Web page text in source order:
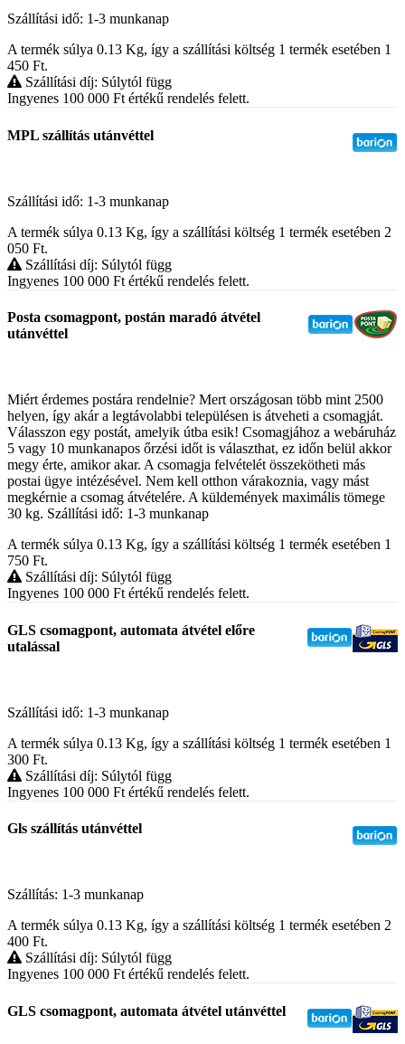
Szállítási idő: 1-3 munkanap
A termék súlya 0.13 Kg, így a szállítási költség 1 termék esetében 1
450 Ft.
Szállítási díj: Súlytól függ
Ingyenes 100 000 Ft értékű rendelés felett.
MPL szállítás utánvéttel
Szállítási idő: 1-3 munkanap
A termék súlya 0.13 Kg, így a szállítási költség 1 termék esetében 2
050 Ft.
Szállítási díj: Súlytól függ
Ingyenes 100 000 Ft értékű rendelés felett.
Posta csomagpont, postán maradó átvétel
utánvéttel
Miért érdemes postára rendelnie? Mert országosan több mint 2500
helyen, így akár a legtávolabbi településen is átveheti a csomagját.
Válasszon egy postát, amelyik útba esik! Csomagjához a webáruház
5 vagy 10 munkanapos őrzési időt is választhat, ez időn belül akkor
megy érte, amikor akar. A csomagja felvételét összekötheti más
postai ügye intézésével. Nem kell otthon várakoznia, vagy mást
megkérnie a csomag átvételére. A küldemények maximális tömege
30 kg. Szállítási idő: 1-3 munkanap
A termék súlya 0.13 Kg, így a szállítási költség 1 termék esetében 1
750 Ft.
Szállítási díj: Súlytól függ
Ingyenes 100 000 Ft értékű rendelés felett.
GLS csomagpont, automata átvétel előre
utalással
Szállítási idő: 1-3 munkanap
A termék súlya 0.13 Kg, így a szállítási költség 1 termék esetében 1
300 Ft.
Szállítási díj: Súlytól függ
Ingyenes 100 000 Ft értékű rendelés felett.
Gls szállítás utánvéttel
Szállítás: 1-3 munkanap
A termék súlya 0.13 Kg, így a szállítási költség 1 termék esetében 2
400 Ft.
Szállítási díj: Súlytól függ
Ingyenes 100 000 Ftértékű rendelés felett.
GLS csomagpont, automata átvétel utánvéttel